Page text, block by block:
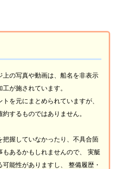
の写真や動画は、船名を非表示
が施されています。
を元にまとめられていますが、
するものではありません。
把握していなかったり、不具合箇
もあるかもしれませんので、 実艇
能性がありますし、 整備履歴・